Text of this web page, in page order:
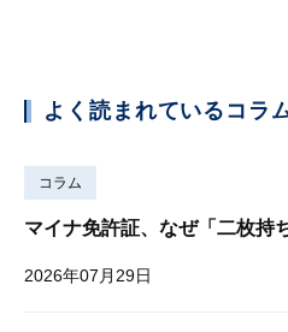
よく読まれているコラ
コラム
マイナ免許証、なぜ「二枚持
2026年07月29日